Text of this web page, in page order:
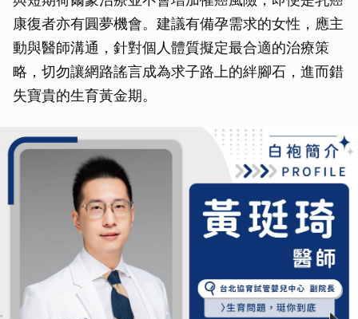
康復者亦有圓夢機會。建議有備孕需求的女性，應主
動與醫師溝通，針對個人體質擬定最合適的治療策
略，切勿讓網路謠言成為求子路上的絆腳石，進而錯
失寶貴的生育黃金期。